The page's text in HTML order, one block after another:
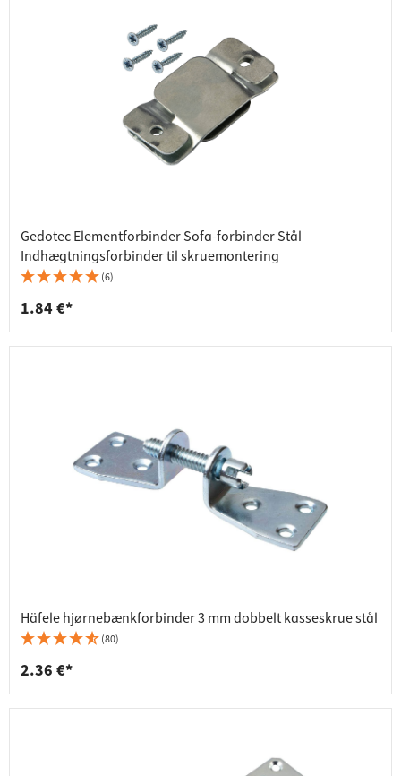
Gedotec Elementforbinder Sofa-forbinder Stål
Indhægtningsforbinder til skruemontering
(6)
1.84 €*
Häfele hjørnebænkforbinder 3 mm dobbelt kasseskrue stål
(80)
2.36 €*